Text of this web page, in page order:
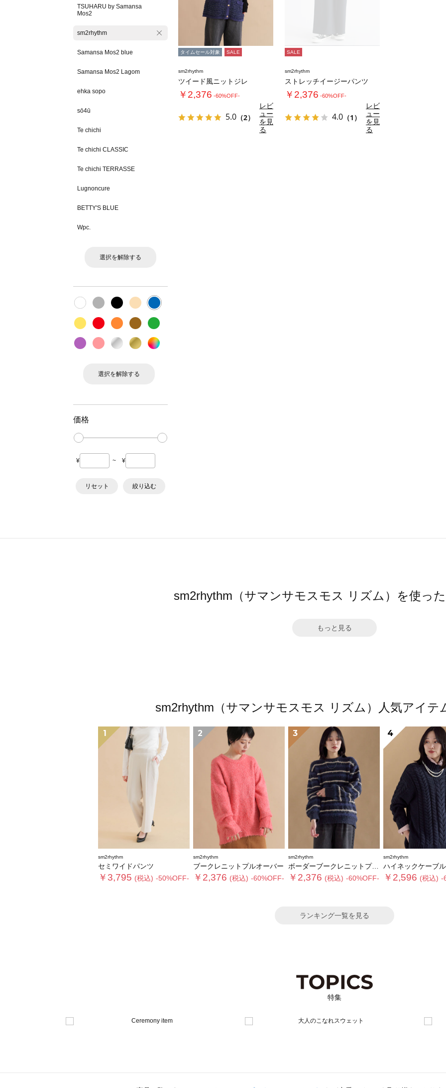
TSUHARU by Samansa
Mos2
sm2rhythm
Samansa Mos2 blue
Samansa Mos2 Lagom
ehka sopo
sō4ū
Te chichi
Te chichi CLASSIC
Te chichi TERRASSE
Lugnoncure
BETTY'S BLUE
Wpc.
選択を解除する
選択を解除する
価格
¥ ~ ¥
リセット 絞り込む
タイムセール対象 SALE
sm2rhythm
ツイード風ニットジレ
￥2,376 -60%OFF-
5.0 （2）
レビ
ュー
を見
る
SALE
sm2rhythm
ストレッチイージーパンツ
￥2,376 -60%OFF-
4.0 （1）
レビ
ュー
を見
る
sm2rhythm（サマンサモスモス リズム）を使っ
もっと見る
sm2rhythm（サマンサモスモス リズム）人気アイテ
1
sm2rhythm
セミワイドパンツ
￥3,795 (税込) -50%OFF-
2
sm2rhythm
ブークレニットプルオーバー
￥2,376 (税込) -60%OFF-
3
sm2rhythm
ボーダーブークレニットプルオーバー
￥2,376 (税込) -60%OFF-
4
sm2rhythm
ハイネックケーブルニットプ
￥2,596 (税込) -
ランキング一覧を見る
特集